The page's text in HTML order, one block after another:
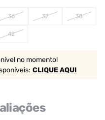
36 37 38
42
no momento!
: CLIQUE AQUI